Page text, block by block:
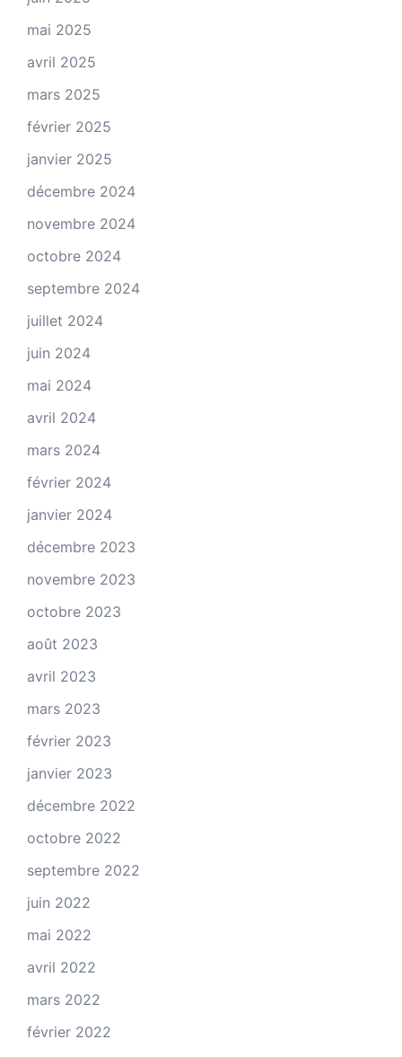
mai 2025
avril 2025
mars 2025
février 2025
janvier 2025
décembre 2024
novembre 2024
octobre 2024
septembre 2024
juillet 2024
juin 2024
mai 2024
avril 2024
mars 2024
février 2024
janvier 2024
décembre 2023
novembre 2023
octobre 2023
août 2023
avril 2023
mars 2023
février 2023
janvier 2023
décembre 2022
octobre 2022
septembre 2022
juin 2022
mai 2022
avril 2022
mars 2022
février 2022